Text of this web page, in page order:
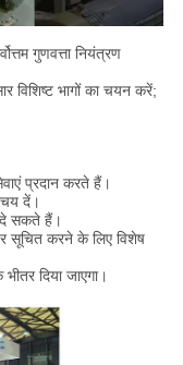
गुणवत्ता नियंत्रण
विशिष्ट भागों का चयन करें;
प्रदान करते हैं।
दें।
दे सकते हैं।
सूचित करने के लिए विशेष
दिया जाएगा।